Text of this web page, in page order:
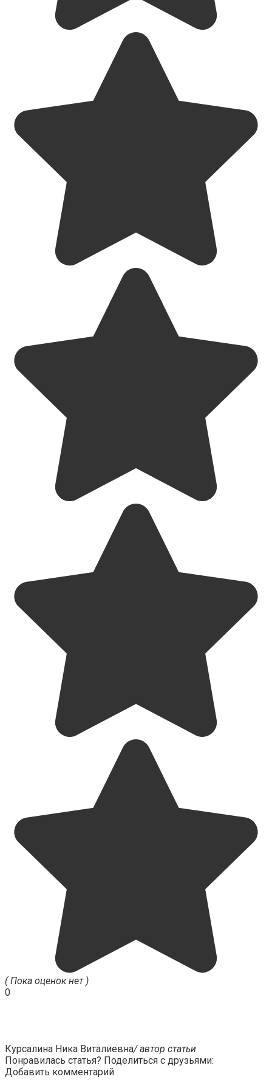
( Пока оценок нет )
0
Курсалина Ника Виталиевна/ автор статьи
Понравилась статья? Поделиться с друзьями:
Добавить комментарий